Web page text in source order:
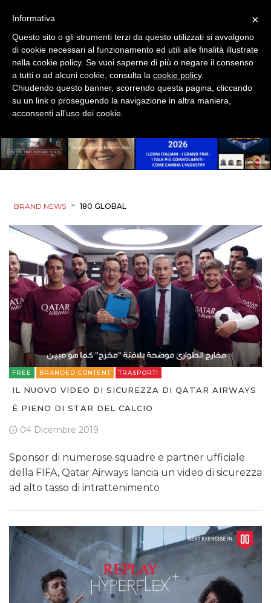
BRAND NEWS > 180 GLOBAL
FREE BRANDED CONTENT TRASPORTI
IL NUOVO VIDEO DI SICUREZZA DI QATAR AIRWAYS
È PIENO DI STAR DEL CALCIO
04 Dicembre 2019
Sponsor di numerose squadre e partner ufficiale
della FIFA, Qatar Airways lancia un video di sicurezza
ad alto tasso di intrattenimento
×
Informativa
Questo sito o gli strumenti terzi da questo utilizzati si avvalgono
di cookie necessari al funzionamento ed utili alle finalità illustrate
nella cookie policy. Se vuoi saperne di più o negare il consenso
a tutti o ad alcuni cookie, consulta la cookie policy.
Chiudendo questo banner, scorrendo questa pagina, cliccando
su un link o proseguendo la navigazione in altra maniera,
acconsenti all’uso dei cookie.